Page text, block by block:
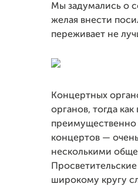
Мы задумались о
желая внести
переживает не
Концертных
органов, тогда
концертов —
несколькими
широкому кругу